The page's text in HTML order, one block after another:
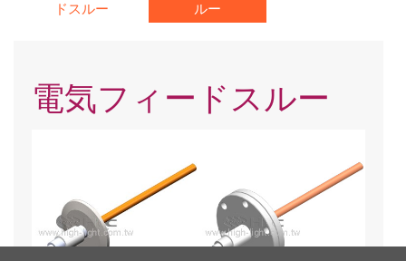
ドスルー
ルー
電気フィードスルー